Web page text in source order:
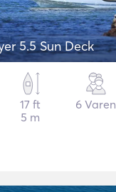
5.5 Sun Deck
17 ft
5 m
6 Varen